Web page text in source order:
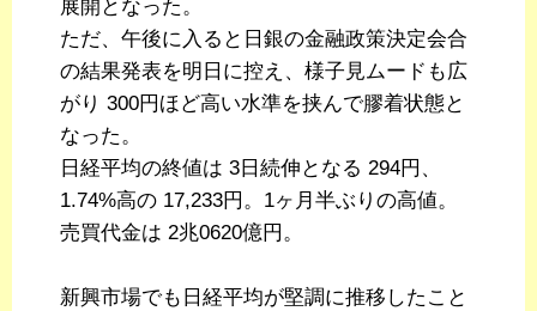
展開となった。
ただ、午後に入ると日銀の金融政策決定会合
の結果発表を明日に控え、様子見ムードも広
がり 300円ほど高い水準を挟んで膠着状態と
なった。
日経平均の終値は 3日続伸となる 294円、
1.74%高の 17,233円。1ヶ月半ぶりの高値。
売買代金は 2兆0620億円。
新興市場でも日経平均が堅調に推移したこと